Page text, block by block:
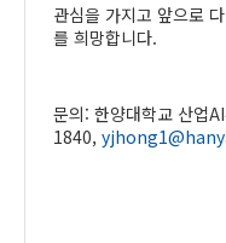
관심을 가지고 앞으로
를 희망합니다.
문의: 한양대학교 산업
1840,